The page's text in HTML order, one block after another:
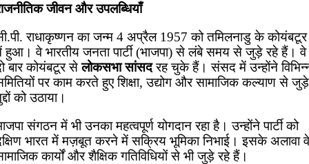
जीवन और उपलब्धियाँ
राधाकृष्णन का जन्म 4 अप्रैल 1957 को तमिलनाडु के कोयंबटूर
हुआ। वे भारतीय जनता पार्टी (भाजपा) से लंबे समय से जुड़े रहे हैं। वे
बार कोयंबटूर सेलोकसभा सांसदरह चुके हैं। संसद में उन्होंने
पर काम करते हुए शिक्षा, उद्योग और सामाजिक कल्याण से जुड़े
को उठाया।
संगठन में भी उनका महत्वपूर्ण योगदान रहा है। उन्होंने पार्टी को
भारत में मज़बूत करने में सक्रिय भूमिका निभाई। इसके अलावा वे
कार्यों और शैक्षिक गतिविधियों से भी जुड़े रहे हैं।